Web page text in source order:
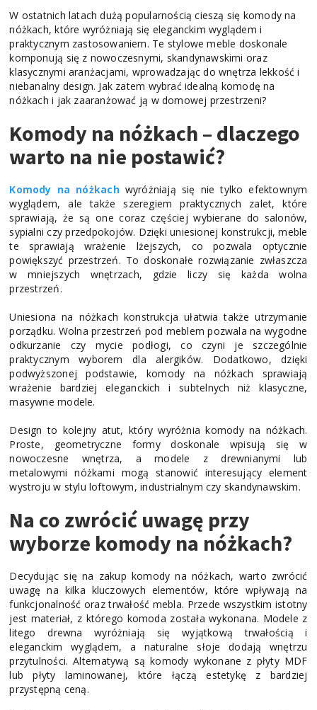
W ostatnich latach dużą popularnością cieszą się komody na
nóżkach, które wyróżniają się eleganckim wyglądem i
praktycznym zastosowaniem. Te stylowe meble doskonale
komponują się z nowoczesnymi, skandynawskimi oraz
klasycznymi aranżacjami, wprowadzając do wnętrza lekkość i
niebanalny design. Jak zatem wybrać idealną komodę na
nóżkach i jak zaaranżować ją w domowej przestrzeni?
Komody na nóżkach – dlaczego
warto na nie postawić?
Komody na nóżkachwyróżniają się nie tylko efektownym
wyglądem, ale także szeregiem praktycznych zalet, które
sprawiają, że są one coraz częściej wybierane do salonów,
sypialni czy przedpokojów. Dzięki uniesionej konstrukcji, meble
te sprawiają wrażenie lżejszych, co pozwala optycznie
powiększyć przestrzeń. To doskonałe rozwiązanie zwłaszcza
w mniejszych wnętrzach, gdzie liczy się każda wolna
przestrzeń.
Uniesiona na nóżkach konstrukcja ułatwia także utrzymanie
porządku. Wolna przestrzeń pod meblem pozwala na wygodne
odkurzanie czy mycie podłogi, co czyni je szczególnie
praktycznym wyborem dla alergików. Dodatkowo, dzięki
podwyższonej podstawie, komody na nóżkach sprawiają
wrażenie bardziej eleganckich i subtelnych niż klasyczne,
masywne modele.
Design to kolejny atut, który wyróżnia komody na nóżkach.
Proste, geometryczne formy doskonale wpisują się w
nowoczesne wnętrza, a modele z drewnianymi lub
metalowymi nóżkami mogą stanowić interesujący element
wystroju w stylu loftowym, industrialnym czy skandynawskim.
Na co zwrócić uwagę przy
wyborze komody na nóżkach?
Decydując się na zakup komody na nóżkach, warto zwrócić
uwagę na kilka kluczowych elementów, które wpływają na
funkcjonalność oraz trwałość mebla. Przede wszystkim istotny
jest materiał, z którego komoda została wykonana. Modele z
litego drewna wyróżniają się wyjątkową trwałością i
eleganckim wyglądem, a naturalne słoje dodają wnętrzu
przytulności. Alternatywą są komody wykonane z płyty MDF
lub płyty laminowanej, które łączą estetykę z bardziej
przystępną ceną.